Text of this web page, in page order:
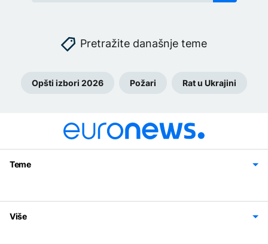
Pretražite današnje teme
Opšti izbori 2026 Požari Rat u Ukrajini
Teme
Svijet
Sport
Magazin
Više